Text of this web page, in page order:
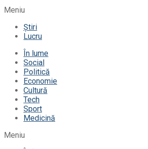
Meniu
Știri
Lucru
În lume
Social
Politică
Economie
Cultură
Tech
Sport
Medicină
Meniu